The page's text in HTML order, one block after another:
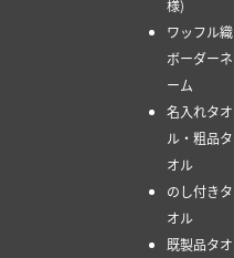
様)
ワッフル織
ボーダーネ
ーム
名入れタオ
ル・粗品タ
オル
のし付きタ
オル
既製品タオ